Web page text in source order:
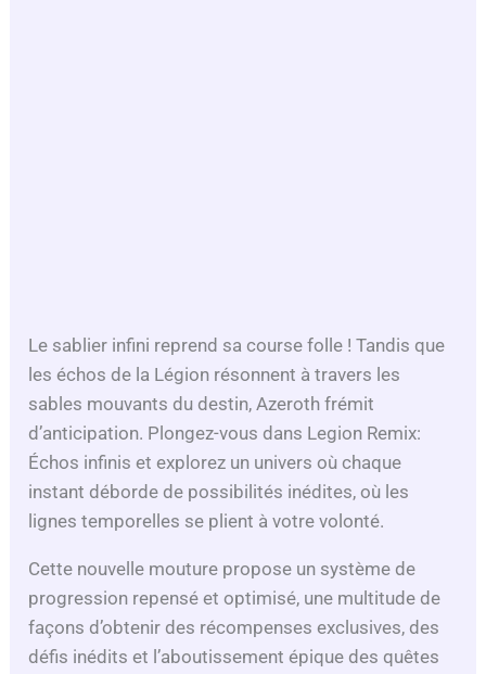
Le sablier infini reprend sa course folle ! Tandis que
les échos de la Légion résonnent à travers les
sables mouvants du destin, Azeroth frémit
d’anticipation. Plongez-vous dans Legion Remix:
Échos infinis et explorez un univers où chaque
instant déborde de possibilités inédites, où les
lignes temporelles se plient à votre volonté.
Cette nouvelle mouture propose un système de
progression repensé et optimisé, une multitude de
façons d’obtenir des récompenses exclusives, des
défis inédits et l’aboutissement épique des quêtes